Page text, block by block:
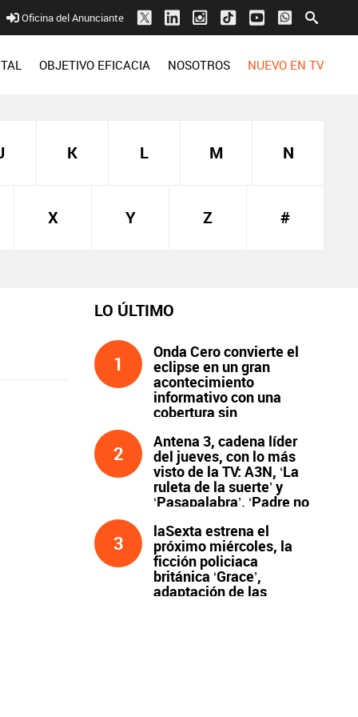
Oficina del Anunciante
OBJETIVO EFICACIA NOSOTROS NUEVO EN TV
K L M N
X Y Z #
LO ÚLTIMO
1
Onda Cero convierte el
eclipse en un gran
acontecimiento
informativo con una
cobertura sin
2
Antena 3, cadena líder
del jueves, con lo más
visto de la TV: A3N, ‘La
ruleta de la suerte’ y
‘Pasapalabra’. ‘Padre no
de la noche
3
laSexta estrena el
próximo miércoles, la
ficción policiaca
británica ‘Grace’,
adaptación de las